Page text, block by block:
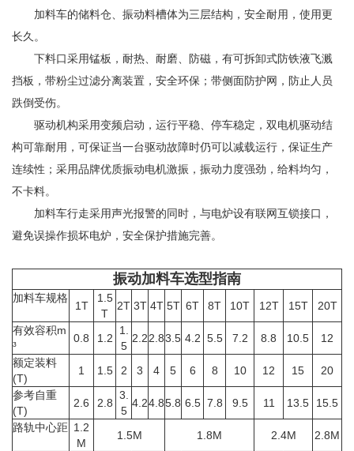
加料车的储料仓、振动料槽体为三层结构，安全耐用，使用更
长久。
下料口采用锰板，耐热、耐磨、防磁，有可拆卸式防铁液飞溅
挡板，带粉尘过滤分离装置，安全环保；带侧面防护网，防止人员
跌倒受伤。
驱动机构采用变频启动，运行平稳、停车稳定，双电机驱动结
构可靠耐用，可保证当一台驱动故障时仍可以减载运行，保证生产
连续性；采用品牌优质振动电机激振，振动力度强劲，给料均匀，
不卡料。
加料车行走采用声光报警的同时，与电炉设有联网互锁接口，
避免误操作损坏电炉，安全保护措施完善。
振动加料车选型指南
加料车规格
1T
1.5
T
2T 3T 4T 5T 6T 8T 10T 12T 15T
20T
有效容积m
³
0.8 1.2
1.
5
2.22.83.5 4.2 5.5 7.2 8.8 10.5
12
额定装料
(T)
1 1.5 2 3 4 5 6 8 10 12 15
20
参考自重
(T)
2.6 2.8
3.
5
4.24.85.8 6.5 7.8 9.5 11 13.5
15.5
路轨中心距 1.2
M
1.5M 1.8M 2.4M
2.8M